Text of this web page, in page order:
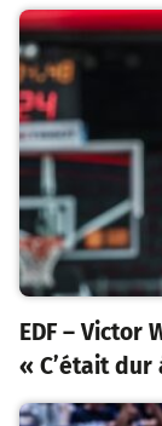
EDF – Victor
« C’était